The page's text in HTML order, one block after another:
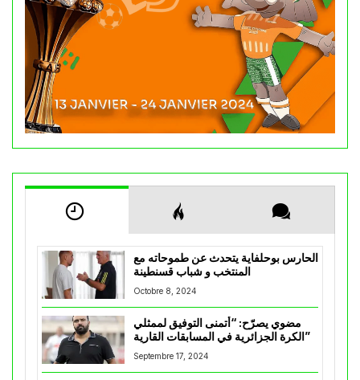
الحارس بوحلفاية يتحدث عن طموحاته مع
المنتخب و شباب قسنطينة
Octobre 8, 2024
مضوي يصرّح: “أتمنى التوفيق لممثلي
الكرة الجزائرية في المسابقات القارية”
Septembre 17, 2024